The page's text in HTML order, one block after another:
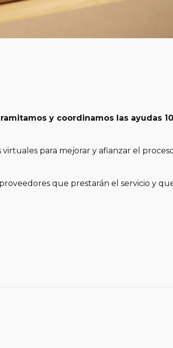
y coordinamos las ayudas
para mejorar y afianzar el
que prestarán el servicio y